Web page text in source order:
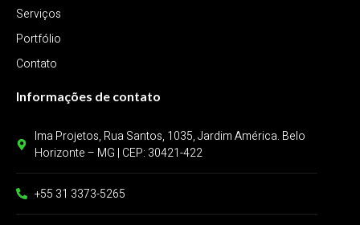
Serviços
Portfólio
Contato
Informações de contato
Ima Projetos, Rua Santos, 1035, Jardim América. Belo
Horizonte – MG | CEP: 30421-422
+55 31 3373-5265